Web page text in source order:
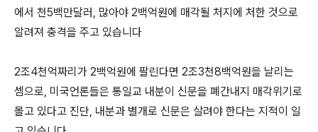
에서 천5백만달러, 많아야 2백억원에 매각될 처지에 처한 것으로
알려져 충격을 주고 있습니다
2조4천억짜리가 2백억원에 팔린다면 2조3천8백억원을 날리는
셈으로, 미국언론들은 통일교 내분이 신문을 폐간내지 매각위기로
몰고 있다고 진단, 내분과 별개로 신문은 살려야 한다는 지적이 일